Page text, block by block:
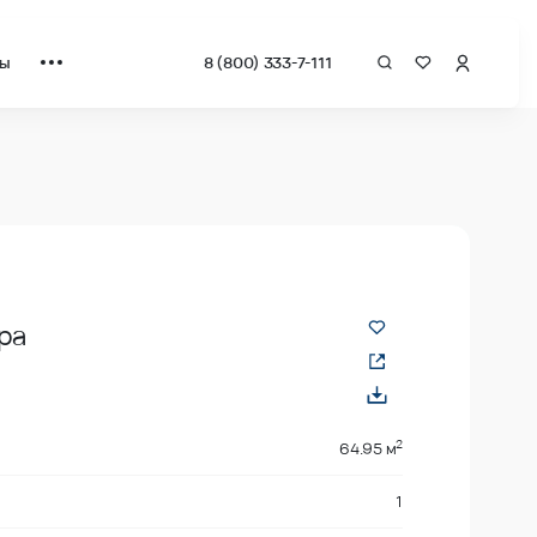
8 (800) 333-7-111
64.95 м2
1